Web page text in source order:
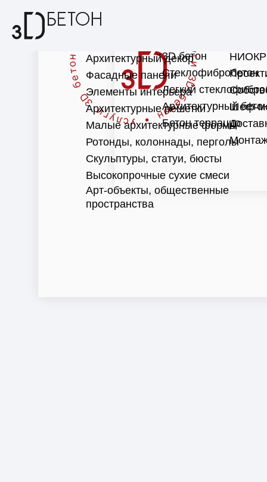
НИОКР
Шеф-
Архитектурный декор
Фасадные панели
Элементы интерьера
Архитектурные решетки
Малые архитектурные формы
Ротонды, колоннады, перголы
Скульптуры, статуи, бюсты
Высокопрочные сухие смеси
Арт-объекты, общественные
пространства
3D бетон
Стеклофибробетон
Легкий
Архитектурный
Бетон терраццо